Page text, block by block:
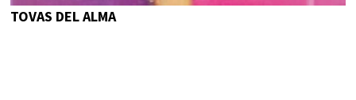
TOVAS DEL ALMA